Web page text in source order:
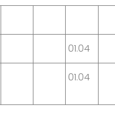
01.04
01.04